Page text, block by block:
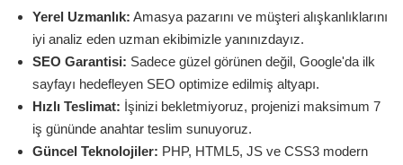
Yerel Uzmanlık: Amasya pazarını ve müşteri alışkanlıklarını
iyi analiz eden uzman ekibimizle yanınızdayız.
SEO Garantisi: Sadece güzel görünen değil, Google'da ilk
sayfayı hedefleyen SEO optimize edilmiş altyapı.
Hızlı Teslimat: İşinizi bekletmiyoruz, projenizi maksimum 7
iş gününde anahtar teslim sunuyoruz.
Güncel Teknolojiler: PHP, HTML5, JS ve CSS3 modern